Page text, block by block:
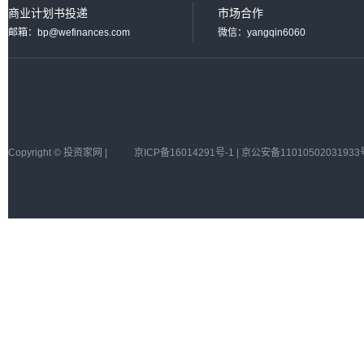
商业计划书投递
邮箱：bp@wefinances.com
市场合作
微信：yangqin6060
Copyright © 投资家网 | 京ICP备16014291号-1 | 京公安备11010502031933